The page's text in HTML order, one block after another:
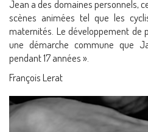
Jean a des domaines personnels,
scènes animées tel que les
maternités. Le développement de
une démarche commune que
pendant 17 années ».
François Lerat